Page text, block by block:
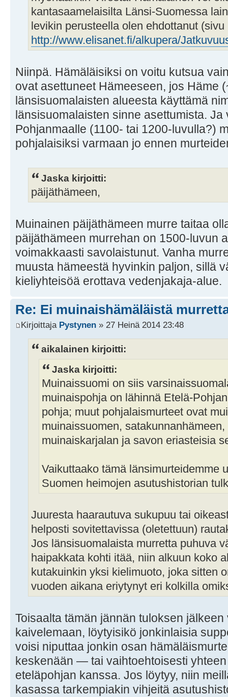
kantasaamelaisilta Länsi-Suomessa
levikin perusteella olen ehdottanut (sivu
http://www.elisanet.fi/alkupera/
Niinpä. Hämäläisiksi on voitu kutsua
ovat asettuneet Hämeeseen, jos Häme
länsisuomalaisten alueesta käyttämä
länsisuomalaisten sinne asettumista.
Pohjanmaalle (1100- tai 1200-luvulla?)
pohjalaisiksi varmaan jo ennen
Jaska kirjoitti:
päijäthämeen,
Muinainen päijäthämeen murre taitaa
päijäthämeen murrehan on 1500-luvun
voimakkaasti savolaistunut. Vanha
muusta hämeestä hyvinkin paljon, sillä
kieliyhteisöä erottava vedenjakaja-alue.
Re: Ei muinaishämäläistä
Kirjoittaja Pystynen » 27 Heinä 2014 23:48
aikalainen kirjoitti:
Jaska kirjoitti:
Muinaissuomi on siis
muinaispohja on lähinnä Etelä-
pohja; muut pohjalaismurteet ovat
muinaissuomen,
muinaiskarjalan ja savon eriasteisia
Vaikuttaako tämä länsimurteidemme
Suomen heimojen asutushistorian
Juuresta haarautuva sukupuu tai
helposti sovitettavissa (oletettuun)
Jos länsisuomalaista murretta puhuva
haipakkata kohti itää, niin alkuun koko
kutakuinkin yksi kielimuoto, joka sitten
vuoden aikana eriytynyt eri kolkilla
Toisaalta tämän jännän tuloksen
kaivelemaan, löytyisikö jonkinlaisia
voisi niputtaa jonkin osan
keskenään — tai vaihtoehtoisesti
eteläpohjan kanssa. Jos löytyy, niin
kasassa tarkempiakin vihjeitä